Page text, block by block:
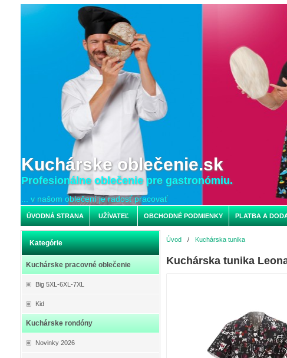
Kuchárske oblečenie.sk
Profesionálne oblečenie pre gastronómiu.
... v našom oblečení je radosť pracovať
ÚVODNÁ STRANA UŽÍVATEĽ OBCHODNÉ PODMIENKY PLATBA A
Kategórie
Kuchárske pracovné oblečenie
Big 5XL-6XL-7XL
Kid
Kuchárske rondóny
Novinky 2026
Úvod / Kuchárska tunika
Kuchárska tunika